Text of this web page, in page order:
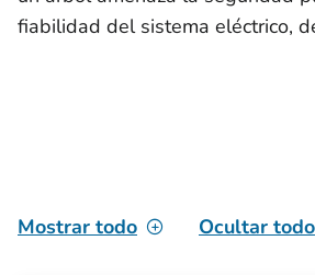
fiabilidad del sistema eléctrico,
Mostrar todo Ocultar todo